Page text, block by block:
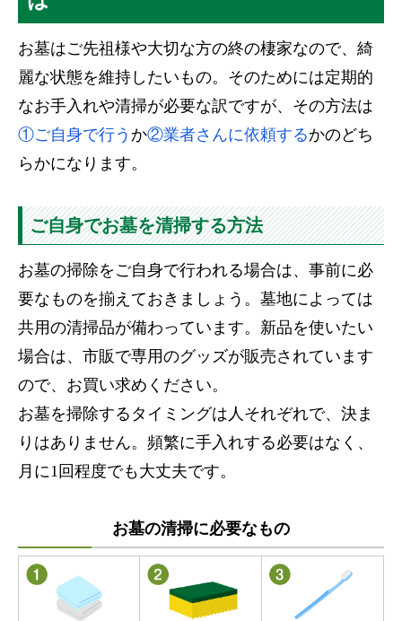
お墓はご先祖様や大切な方の終の棲家なので、綺
麗な状態を維持したいもの。そのためには定期的
なお手入れや清掃が必要な訳ですが、その方法は
①ご自身で行う か②業者さんに依頼するかのどち
らかになります。
ご自身でお墓を清掃する方法
お墓の掃除をご自身で行われる場合は、事前に必
要なものを揃えておきましょう。墓地によっては
共用の清掃品が備わっています。新品を使いたい
場合は、市販で専用のグッズが販売されています
ので、お買い求めください。
お墓を掃除するタイミングは人それぞれで、決ま
りはありません。頻繁に手入れする必要はなく、
月に1回程度でも大丈夫です。
お墓の清掃に必要なもの